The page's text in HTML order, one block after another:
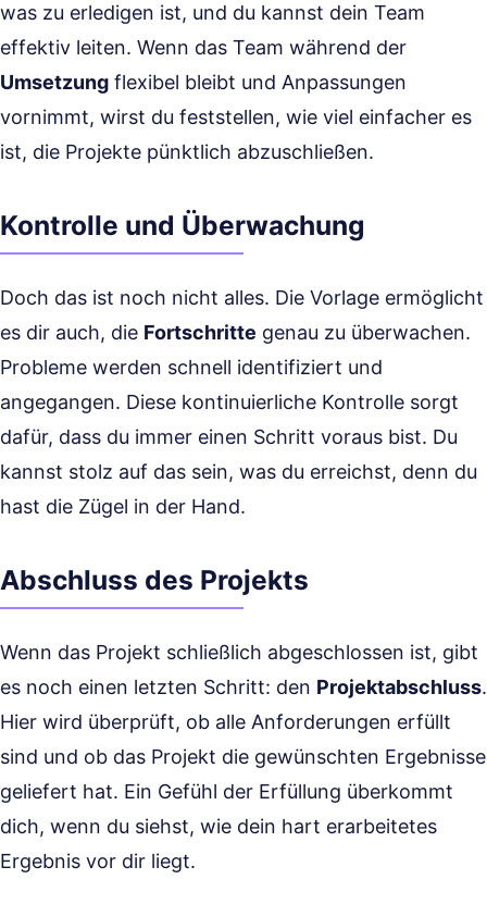
was zu erledigen ist, und du kannst dein Team
effektiv leiten. Wenn das Team während der
Umsetzung flexibel bleibt und Anpassungen
vornimmt, wirst du feststellen, wie viel einfacher es
ist, die Projekte pünktlich abzuschließen.
Kontrolle und Überwachung
Doch das ist noch nicht alles. Die Vorlage ermöglicht
es dir auch, die Fortschritte genau zu überwachen.
Probleme werden schnell identifiziert und
angegangen. Diese kontinuierliche Kontrolle sorgt
dafür, dass du immer einen Schritt voraus bist. Du
kannst stolz auf das sein, was du erreichst, denn du
hast die Zügel in der Hand.
Abschluss des Projekts
Wenn das Projekt schließlich abgeschlossen ist, gibt
es noch einen letzten Schritt: den Projektabschluss.
Hier wird überprüft, ob alle Anforderungen erfüllt
sind und ob das Projekt die gewünschten Ergebnisse
geliefert hat. Ein Gefühl der Erfüllung überkommt
dich, wenn du siehst, wie dein hart erarbeitetes
Ergebnis vor dir liegt.